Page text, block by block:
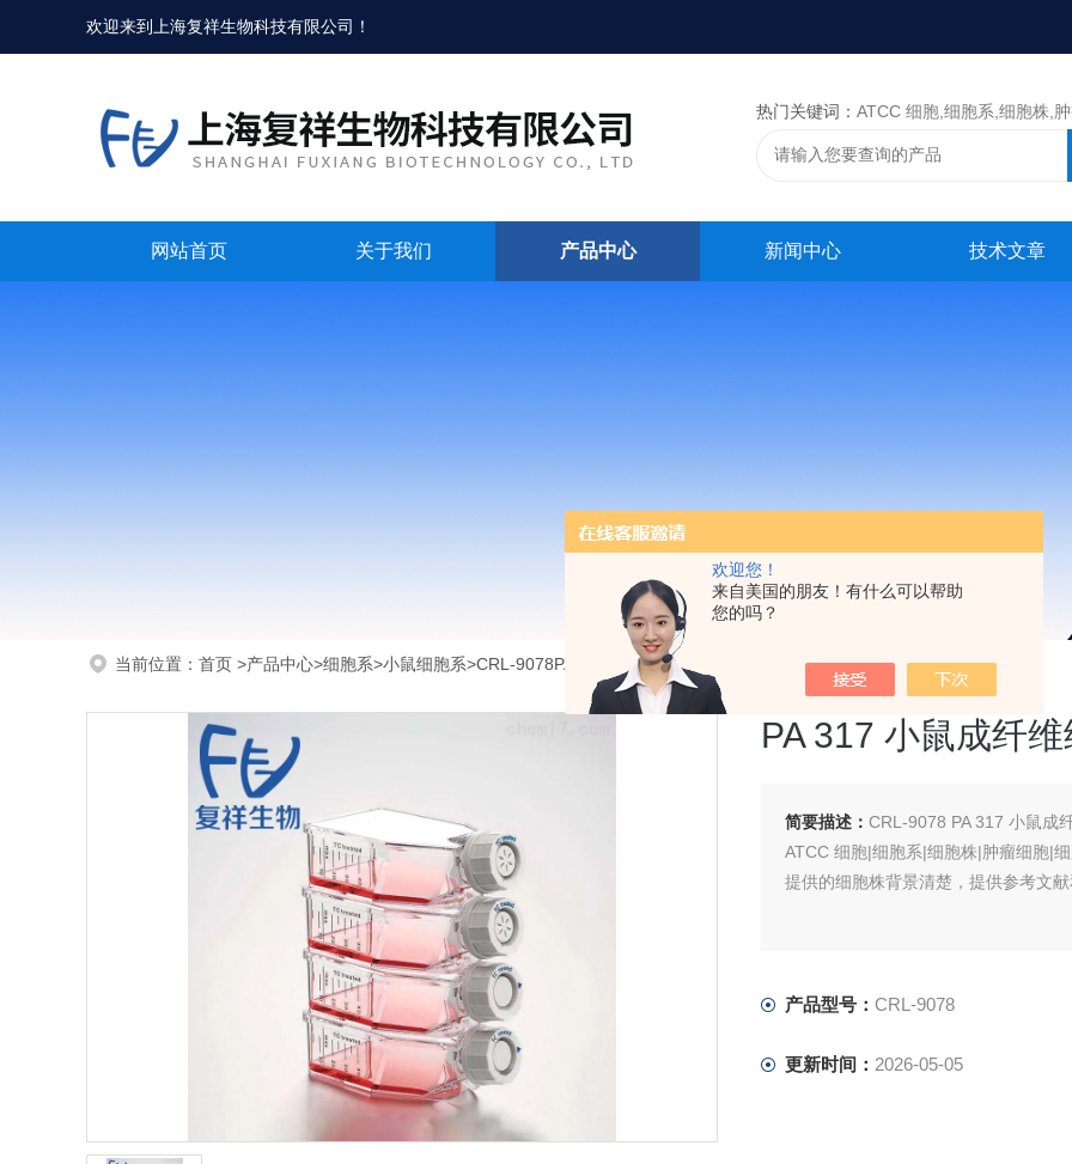
欢迎您！
来自美国的朋友！有什么可以帮助
您的吗？
欢迎来到 上海复祥生物科技有限公司 ！
热门关键词： ATCC 细胞,细胞系,细胞株,肿瘤细胞,细胞,ATCC 菌种，CMCC 菌种，标准菌株，质控菌种，
网站首页 关于我们 产品中心 新闻中心 技术文章
当前位置： 首页 >产品中心>细胞系>小鼠细胞系>CRL-9078PA 317 小鼠成纤维细胞
PA 317 小鼠成纤
简要描述： CRL-9078 PA 317 小鼠成
ATCC 细胞|细胞系|细胞株|肿瘤细胞|
提供的细胞株背景清楚，提供参考文
产品型号： CRL-9078
更新时间： 2026-05-05